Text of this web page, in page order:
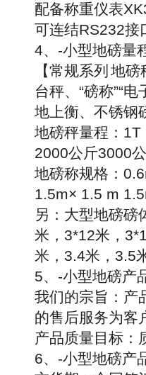
配备称重仪表
可连结RS232接
4、 -小型地磅量
【常规系列 地磅
台秤、 “磅称”“电
地上衡、不锈钢
地磅秤量程： 1T
2000公斤3000
地磅称规格：
1.5m× 1.5 m
另：大型地磅磅
米， 3*12米，
米， 3.4米， 3.5
5、 -小型地磅产
我们的宗旨：产
的售后服务为客
产品质量目标：
6、 -小型地磅产